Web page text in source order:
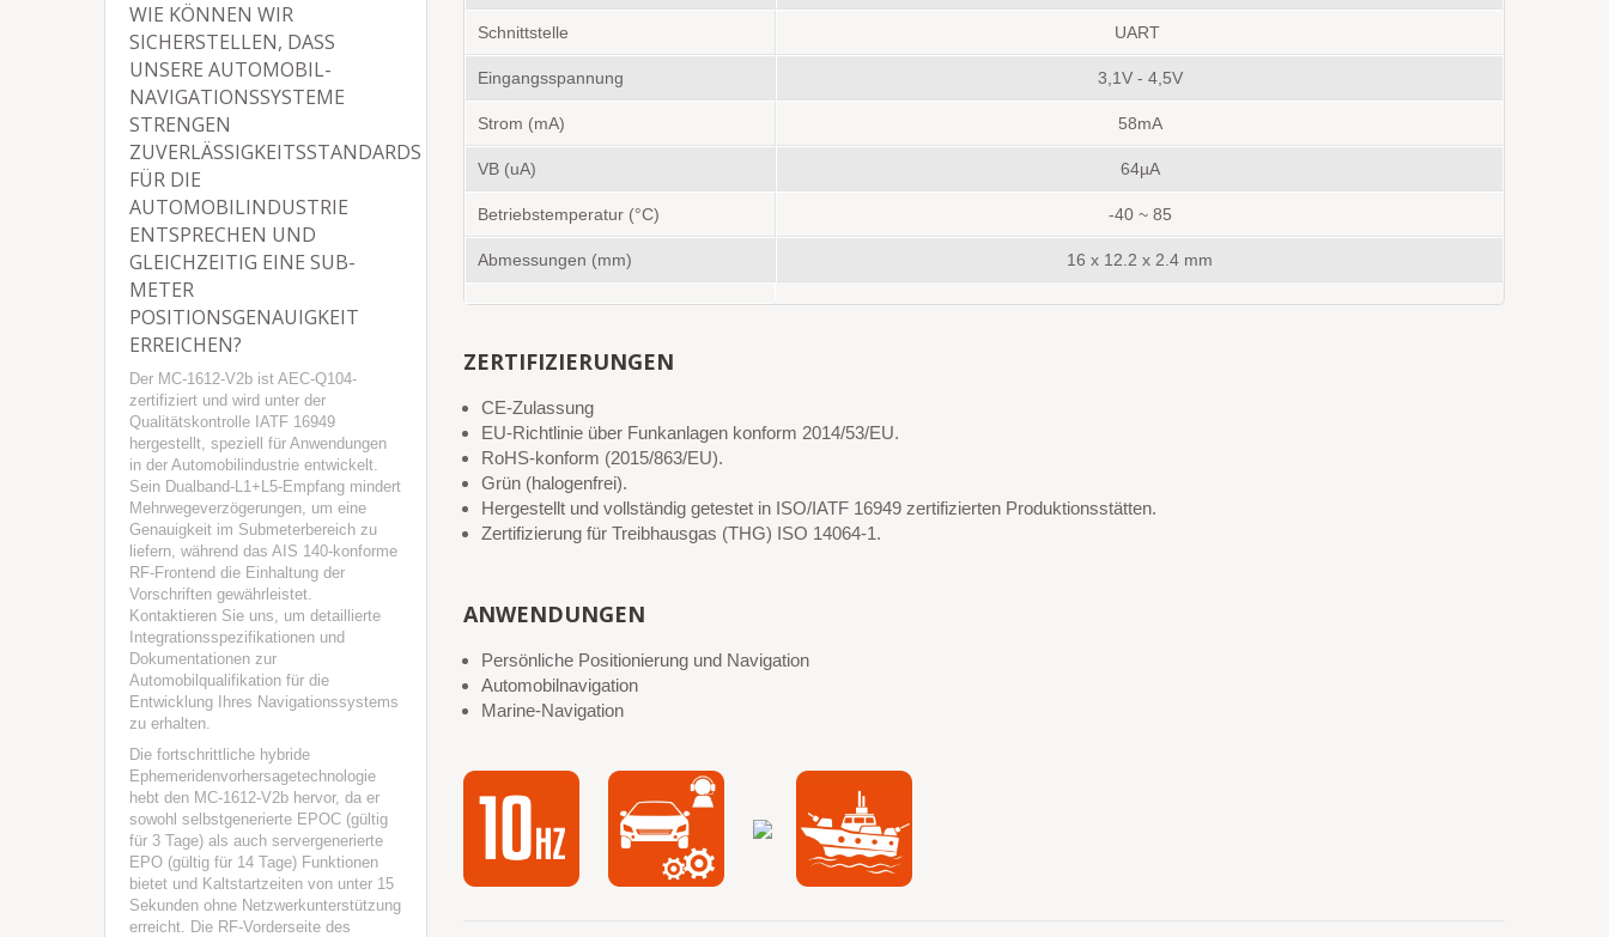
WIE KÖNNEN WIR
SICHERSTELLEN, DASS
UNSERE AUTOMOBIL-
NAVIGATIONSSYSTEME
STRENGEN
ZUVERLÄSSIGKEITSSTANDARDS
FÜR DIE
AUTOMOBILINDUSTRIE
ENTSPRECHEN UND
GLEICHZEITIG EINE SUB-
METER
POSITIONSGENAUIGKEIT
ERREICHEN?
Der MC-1612-V2b ist AEC-Q104-
zertifiziert und wird unter der
Qualitätskontrolle IATF 16949
hergestellt, speziell für Anwendungen
in der Automobilindustrie entwickelt.
Sein Dualband-L1+L5-Empfang mindert
Mehrwegeverzögerungen, um eine
Genauigkeit im Submeterbereich zu
liefern, während das AIS 140-konforme
RF-Frontend die Einhaltung der
Vorschriften gewährleistet.
Kontaktieren Sie uns, um detaillierte
Integrationsspezifikationen und
Dokumentationen zur
Automobilqualifikation für die
Entwicklung Ihres Navigationssystems
zu erhalten.
Die fortschrittliche hybride
Ephemeridenvorhersagetechnologie
hebt den MC-1612-V2b hervor, da er
sowohl selbstgenerierte EPOC (gültig
für 3 Tage) als auch servergenerierte
EPO (gültig für 14 Tage) Funktionen
bietet und Kaltstartzeiten von unter 15
Sekunden ohne Netzwerkunterstützung
erreicht. Die RF-Vorderseite des
Schnittstelle UART
Eingangsspannung 3,1V - 4,5V
Strom (mA) 58mA
VB (uA) 64µA
Betriebstemperatur (°C) -40 ~ 85
Abmessungen (mm) 16 x 12.2 x 2.4 mm
ZERTIFIZIERUNGEN
CE-Zulassung
EU-Richtlinie über Funkanlagen konform 2014/53/EU.
RoHS-konform (2015/863/EU).
Grün (halogenfrei).
Hergestellt und vollständig getestet in ISO/IATF 16949 zertifizierten Produktionsstätten.
Zertifizierung für Treibhausgas (THG) ISO 14064-1.
ANWENDUNGEN
Persönliche Positionierung und Navigation
Automobilnavigation
Marine-Navigation